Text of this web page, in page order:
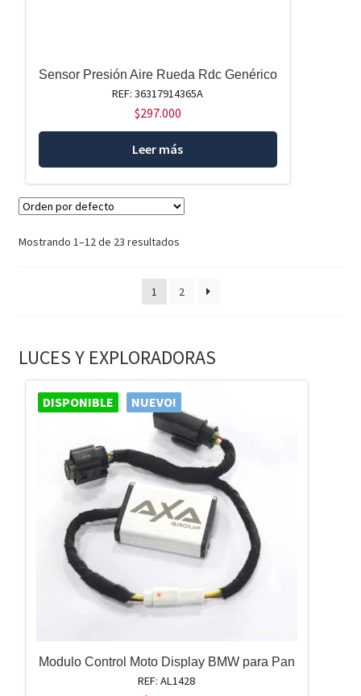
Sensor Presión Aire Rueda Rdc Genérico
REF: 36317914365A
$297.000
Leer más
Mostrando 1–12 de 23 resultados
1 2
LUCES Y EXPLORADORAS
DISPONIBLE NUEVO!
Modulo Control Moto Display BMW para Pan
REF: AL1428